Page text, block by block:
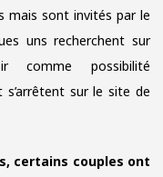
mais sont invités par le
uns recherchent sur
possibilité
s’arrêtent sur le site de
certains couples ont